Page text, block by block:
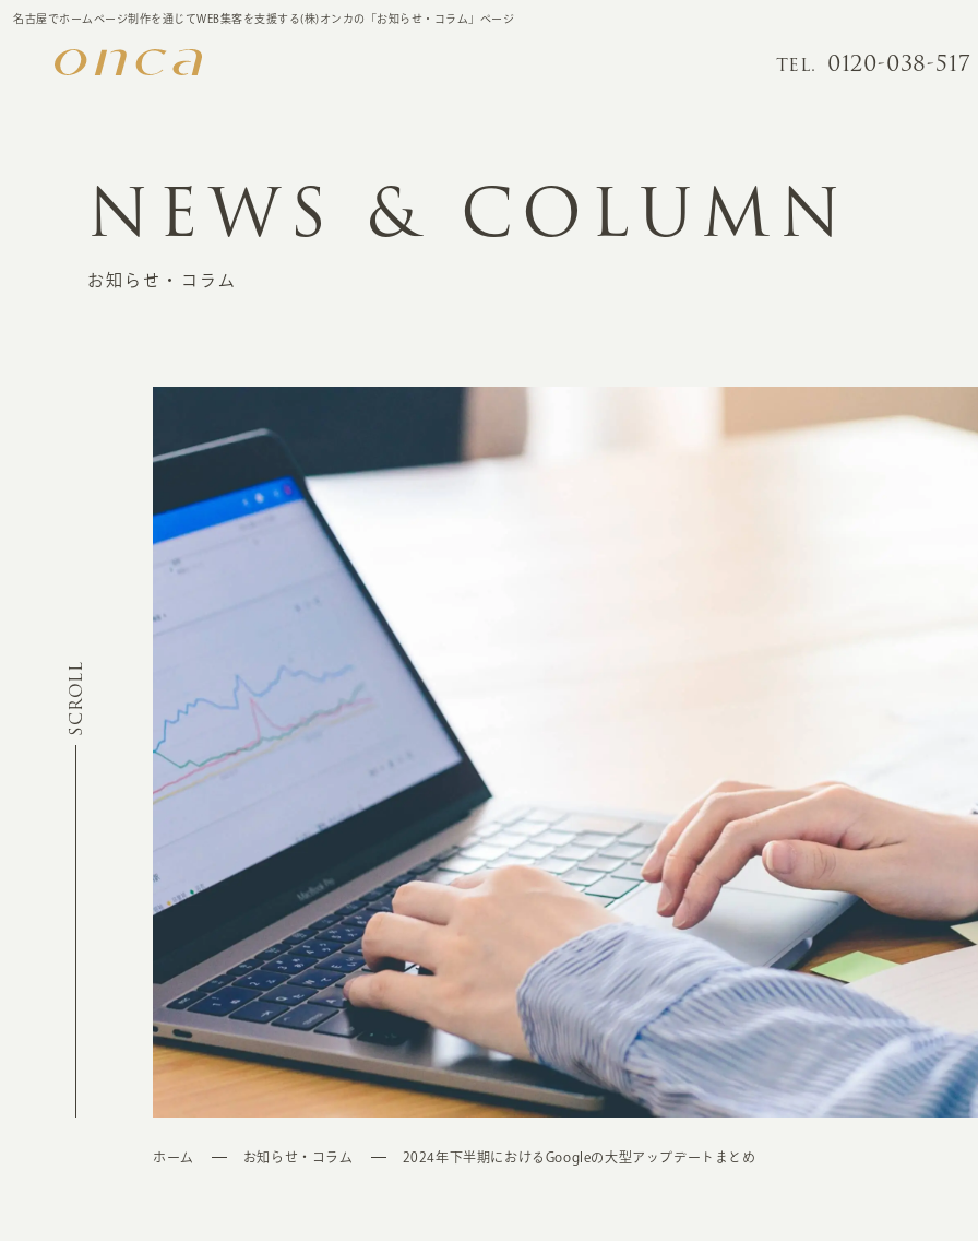
名古屋でホームページ制作を通じてWEB集客を支援する(株)オンカの「お知らせ・コラム」ページ
TEL. 0120-038-517
NEWS & COLUMN
お知らせ・コラム
SCROLL
ホーム お知らせ・コラム 2024年下半期におけるGoogleの大型アップデートまとめ